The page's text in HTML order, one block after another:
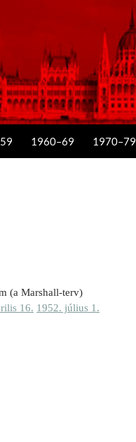
1960–69 1970–79
(a Marshall-terv)
16. 1952. július 1.